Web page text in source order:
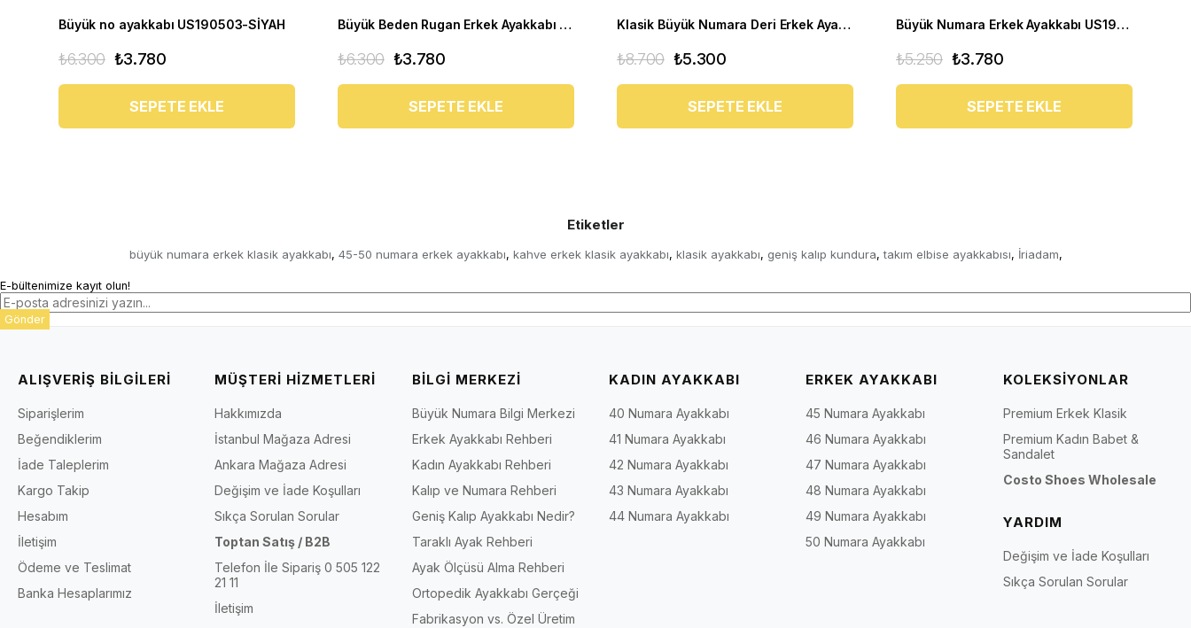
Büyük no ayakkabı US190503-SİYAH
₺3.780
₺6.300
SEPETE EKLE
Büyük Beden Rugan Erkek Ayakkabı US190504-SİYAH
₺3.780
₺6.300
SEPETE EKLE
Klasik Büyük Numara Deri Erkek Ayakkabısı US190505-SİYAH
₺5.300
₺8.700
SEPETE EKLE
Büyük Numara Erkek Ayakkabı US190507
₺3.780
₺5.250
SEPETE EKLE
Etiketler
büyük numara erkek klasik ayakkabı, 45-50 numara erkek ayakkabı, kahve erkek klasik ayakkabı, klasik ayakkabı, geniş kalıp kundura, takım elbise ayakkabısı, İriadam,
E-bültenimize kayıt olun!
Gönder
ALIŞVERİŞ BİLGİLERİ
Siparişlerim
Beğendiklerim
İade Taleplerim
Kargo Takip
Hesabım
İletişim
Ödeme ve Teslimat
Banka Hesaplarımız
MÜŞTERİ HİZMETLERİ
Hakkımızda
İstanbul Mağaza Adresi
Ankara Mağaza Adresi
Değişim ve İade Koşulları
Sıkça Sorulan Sorular
Toptan Satış / B2B
Telefon İle Sipariş 0 505 122
21 11
İletişim
BİLGİ MERKEZİ
Büyük Numara Bilgi Merkezi
Erkek Ayakkabı Rehberi
Kadın Ayakkabı Rehberi
Kalıp ve Numara Rehberi
Geniş Kalıp Ayakkabı Nedir?
Taraklı Ayak Rehberi
Ayak Ölçüsü Alma Rehberi
Ortopedik Ayakkabı Gerçeği
Fabrikasyon vs. Özel Üretim
KADIN AYAKKABI
40 Numara Ayakkabı
41 Numara Ayakkabı
42 Numara Ayakkabı
43 Numara Ayakkabı
44 Numara Ayakkabı
ERKEK AYAKKABI
45 Numara Ayakkabı
46 Numara Ayakkabı
47 Numara Ayakkabı
48 Numara Ayakkabı
49 Numara Ayakkabı
50 Numara Ayakkabı
KOLEKSİYONLAR
Premium Erkek Klasik
Premium Kadın Babet &
Sandalet
Costo Shoes Wholesale
YARDIM
Değişim ve İade Koşulları
Sıkça Sorulan Sorular